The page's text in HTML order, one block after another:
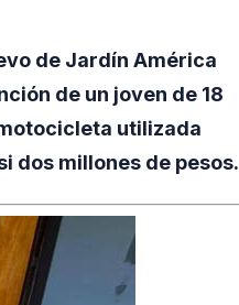
de Jardín América
de un joven de 18
utilizada
dos millones de pesos.